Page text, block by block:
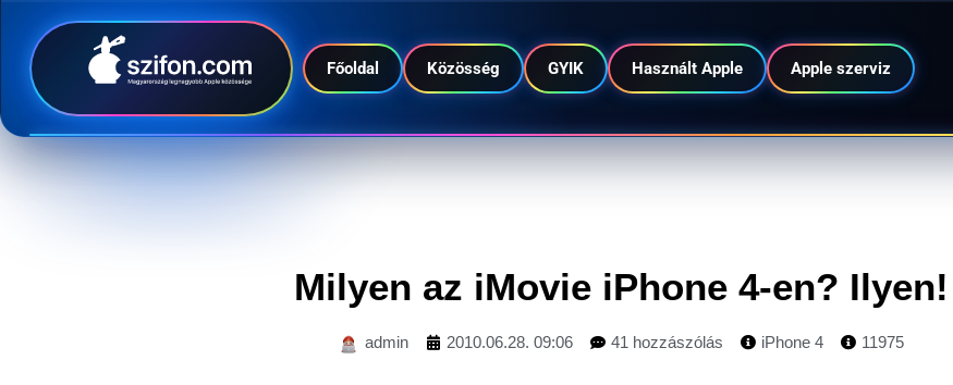
Főoldal Közösség GYIK Használt Apple Apple szerviz
Milyen az iMovie iPhone 4-en? Ilyen!
admin 2010.06.28. 09:06 41 hozzászólás iPhone 4 11975